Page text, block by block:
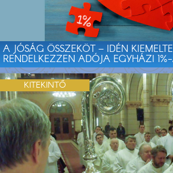
A JÓSÁG ÖSSZEKÖT – IDÉN
RENDELKEZZEN ADÓJA EGYHÁZI
KITEKINTŐ